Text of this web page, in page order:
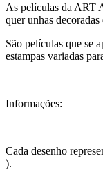
As películas da ART
quer unhas
São películas que se
estampas variadas
Informações:
Cada desenho
).